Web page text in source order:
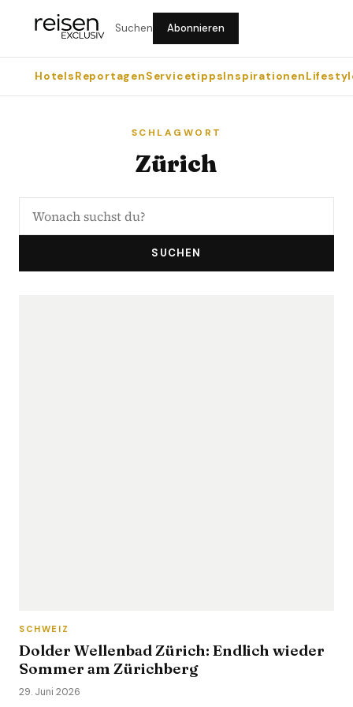
Suchen Abonnieren
HotelsReportagenServicetippsInspirationen
SCHLAGWORT
Zürich
SUCHEN
SCHWEIZ
Dolder Wellenbad Zürich: Endlich wieder
Sommer am Zürichberg
29. Juni 2026